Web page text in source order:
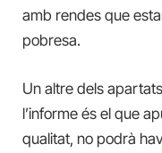
amb rendes que
pobresa.
Un altre dels
l’informe és el que
qualitat, no podrà